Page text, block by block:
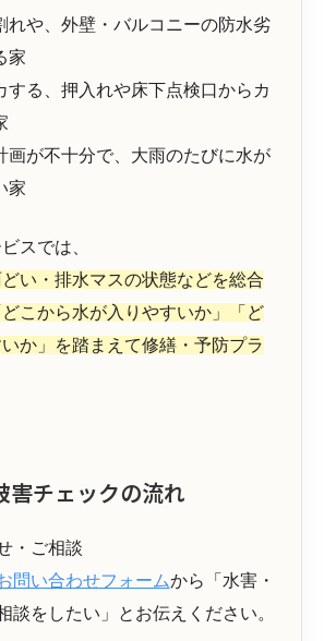
れや、外壁・バルコニーの防水劣
家
する、押入れや床下点検口からカ
画が不十分で、大雨のたびに水が
家
スでは、
い・排水マスの状態などを総合
こから水が入りやすいか」「ど
か」を踏まえて修繕・予防プラ
害チェックの流れ
・ご相談
問い合わせフォームから「水害・
談をしたい」とお伝えください。